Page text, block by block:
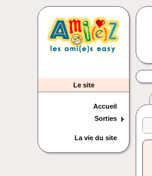
Le site
Accueil
Sorties
La vie du site